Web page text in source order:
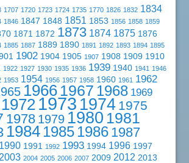
1707 1720 1723 1724 1735 1770 1826 1832 1834
1846 1847 1848 1851 1853 1856 1858 1859
1871 1872 1873 1874 1875 1876
1885 1887 1889 1890 1891 1892 1893 1894 1895
1902 1904 1905 1907 1908 1909 1910
1922 1927 1930 1935 1936 1939 1940 1941 1946
1953 1954 1956 1957 1958 1960 1961 1962
1966 1967 1968 1969
1972 1973 1974 1975
1978 1979 1980 1981
198419851986 1987
1990 1991 1992 1993 1994 1996 1997
2003 2004 2005 2006 2007 2009 2012 2013